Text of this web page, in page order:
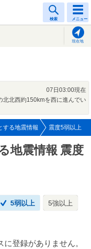
検索 メニュー
現在地
07日03:00現在
北北西約150kmを西に進んでい
する地震情報 震度5弱以上
地震情報 震度
5弱以上 5強以上
登録がありません。